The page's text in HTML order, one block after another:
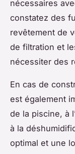
nécessaires
constatez des
revêtement de
de filtration et
nécessiter des
En cas de
est également
de la piscine, à
à la
optimal et une